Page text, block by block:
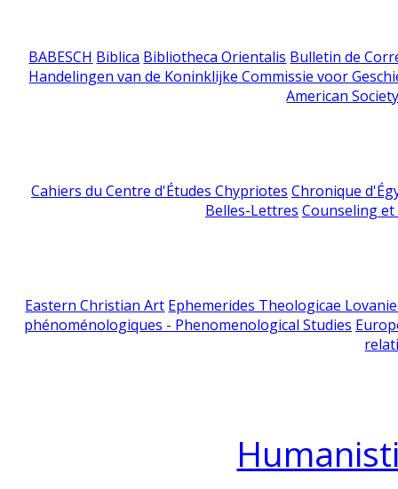
BABESCH Biblica Bibliotheca Orientalis Bulletin de
Handelingen van de Koninklijke Commissie voor
American
Cahiers du Centre d'Études Chypriotes Chronique
Belles-Lettres Counseling
Eastern Christian Art Ephemerides Theologicae
phénoménologiques - Phenomenological Studies